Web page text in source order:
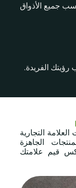
جميع الأذواق
الفريدة.
التجارية
الجاهزة
قيم علامتك